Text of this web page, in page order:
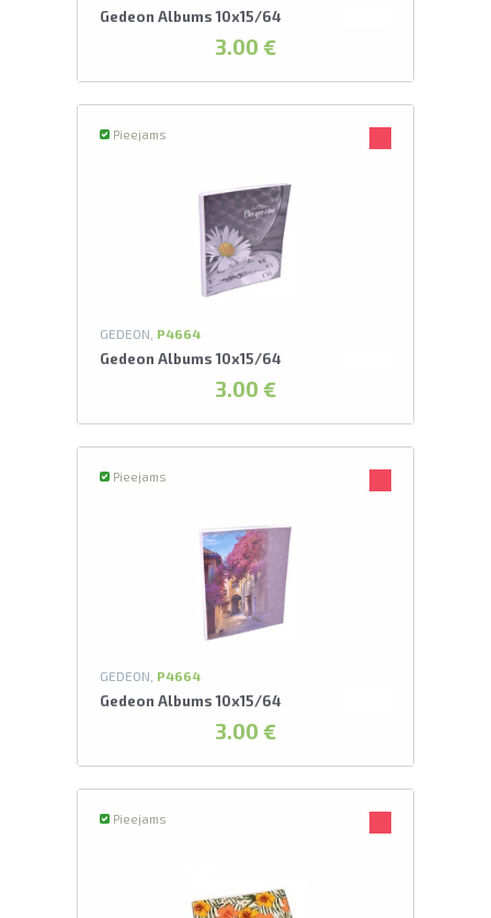
Gedeon Albums 10x15/64
3.00 €
Pieejams
GEDEON, P4664
Gedeon Albums 10x15/64
3.00 €
Pieejams
GEDEON, P4664
Gedeon Albums 10x15/64
3.00 €
Pieejams